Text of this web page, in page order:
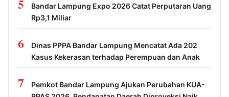
5
Bandar Lampung Expo 2026 Catat Perputaran Uang
Rp3,1 Miliar
6
Dinas PPPA Bandar Lampung Mencatat Ada 202
Kasus Kekerasan terhadap Perempuan dan Anak
7
Pemkot Bandar Lampung Ajukan Perubahan KUA-